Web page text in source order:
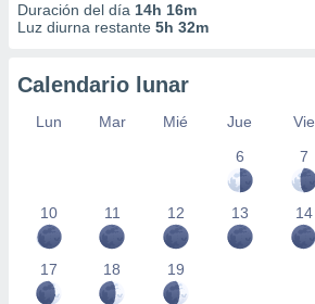
Duración del día 14h 16m
Luz diurna restante 5h 32m
Calendario lunar
Lun Mar Mié Jue Vie
6
7
10 11 12 13 14
17 18 19